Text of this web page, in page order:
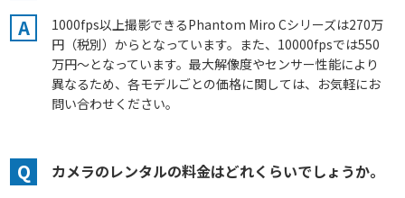
A
1000fps以上撮影できるPhantom Miro Cシリーズは270万
円（税別）からとなっています。また、10000fpsでは550
万円～となっています。最大解像度やセンサー性能により
異なるため、各モデルごとの価格に関しては、お気軽にお
問い合わせください。
Q カメラのレンタルの料金はどれくらいでしょうか。